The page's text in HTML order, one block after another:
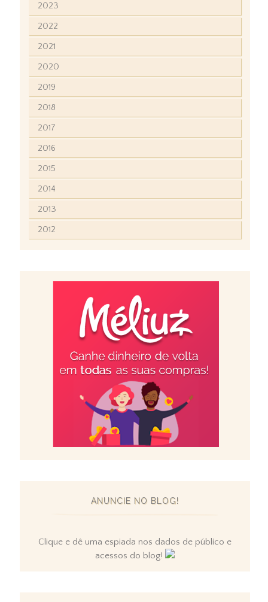
2023
2022
2021
2020
2019
2018
2017
2016
2015
2014
2013
2012
ANUNCIE NO BLOG!
Clique e dê uma espiada nos dados de público e
acessos do blog!